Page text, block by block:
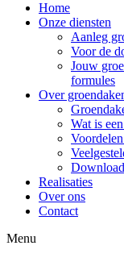
Home
Onze diensten
Aanleg
Voor de
Jouw
formules
Over
Wat is
Realisaties
Over ons
Contact
Menu